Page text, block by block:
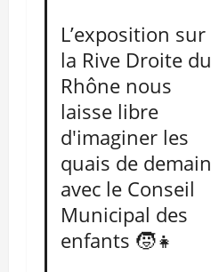
L’exposition sur
la Rive Droite du
Rhône nous
laisse libre
d'imaginer les
quais de demain
avec le Conseil
Municipal des
enfants 🧒👧